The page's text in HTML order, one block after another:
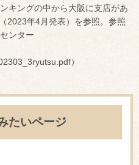
キングの中から大阪に支店があ
2023年4月発表）を参照。参照
ンター
）
たいページ